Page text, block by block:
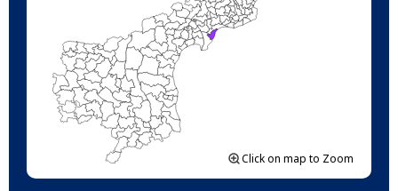
Click on map to Zoom